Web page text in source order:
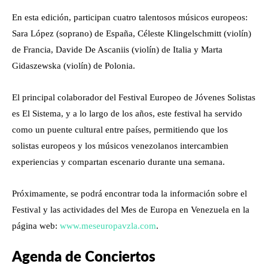
En esta edición, participan cuatro talentosos músicos europeos:
Sara López (soprano) de España, Céleste Klingelschmitt (violín)
de Francia, Davide De Ascaniis (violín) de Italia y Marta
Gidaszewska (violín) de Polonia.
El principal colaborador del Festival Europeo de Jóvenes Solistas
es El Sistema, y a lo largo de los años, este festival ha servido
como un puente cultural entre países, permitiendo que los
solistas europeos y los músicos venezolanos intercambien
experiencias y compartan escenario durante una semana.
Próximamente, se podrá encontrar toda la información sobre el
Festival y las actividades del Mes de Europa en Venezuela en la
página web: www.meseuropavzla.com.
Agenda de Conciertos